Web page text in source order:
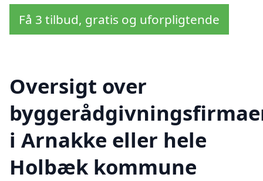
Få 3 tilbud, gratis og uforpligtende
Oversigt over
i Arnakke eller hele
Holbæk kommune